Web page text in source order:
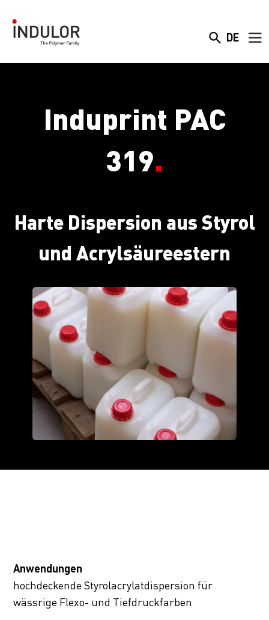
DE
Induprint PAC
319.
Harte Dispersion aus Styrol
und Acrylsäureestern
Anwendungen
hochdeckende Styrolacrylatdispersion für
wässrige Flexo- und Tiefdruckfarben